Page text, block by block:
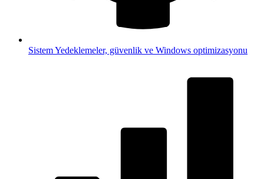
SistemYedeklemeler, güvenlik ve Windows optimizasyonu